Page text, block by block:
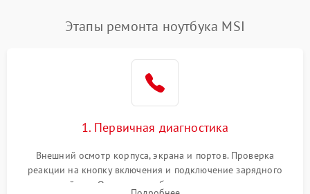
невозможность зарядки,
2500 ₽ Подробнее →
2000 ₽
Перегрев из‑за пыли,
неисправности кулера
Выход из строя SSD или
Этапы ремонта ноутбука MSI
1. Первичная диагностика
Внешний осмотр корпуса, экрана и портов. Проверка
реакции на кнопку включения и подключение зарядного
устройства. Оценка потребления тока с помощью